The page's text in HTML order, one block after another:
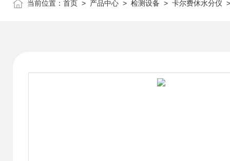
当前位置： 首页 > 产品中心 > 检测设备 > 卡尔费休水分仪